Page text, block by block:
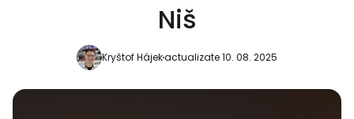
Niš
Kryštof Hájekactualizate 10. 08. 2025